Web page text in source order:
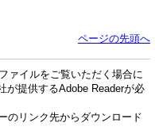
ページの先頭へ
ァイルをご覧いただく場合に
が提供するAdobe Readerが必
のリンク先からダウンロード